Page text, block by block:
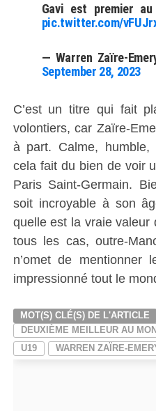
Gavi est premier
pic.twitter.com/
— Warren Zaïre-
September 28, 2023
C’est un titre qui fait
volontiers, car Zaïre-
à part. Calme,
cela fait du bien de voir
Paris Saint-Germain.
soit incroyable à son
quelle est la vraie valeur
tous les cas, outre-
n’omet de
impressionné tout le
MOT(S) CLÉ(S) DE L'ARTICLE
DEUXIÈME MEILLEUR AU
U19
WARREN ZAÏRE-